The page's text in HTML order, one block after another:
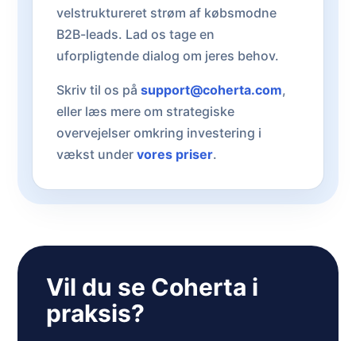
velstruktureret strøm af købsmodne
B2B-leads. Lad os tage en
uforpligtende dialog om jeres behov.
Skriv til os på support@coherta.com,
eller læs mere om strategiske
overvejelser omkring investering i
vækst under vores priser.
Vil du se Coherta i
praksis?